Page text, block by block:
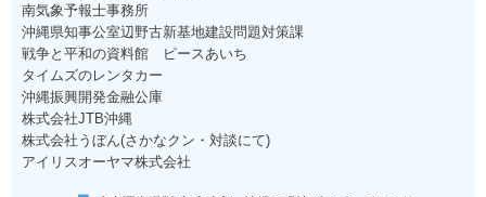
南気象予報士事務所
沖縄県知事公室辺野古新基地建設問題対策課
戦争と平和の資料館 ピースあいち
タイムズのレンタカー
沖縄振興開発金融公庫
株式会社JTB沖縄
株式会社うぼん(さかなクン・対談にて)
アイリスオーヤマ株式会社